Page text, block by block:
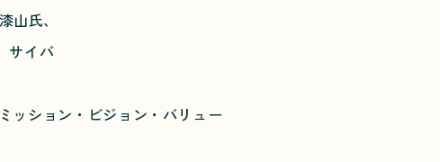
山氏、
サイバ
ッション・ビジョン・バリュー